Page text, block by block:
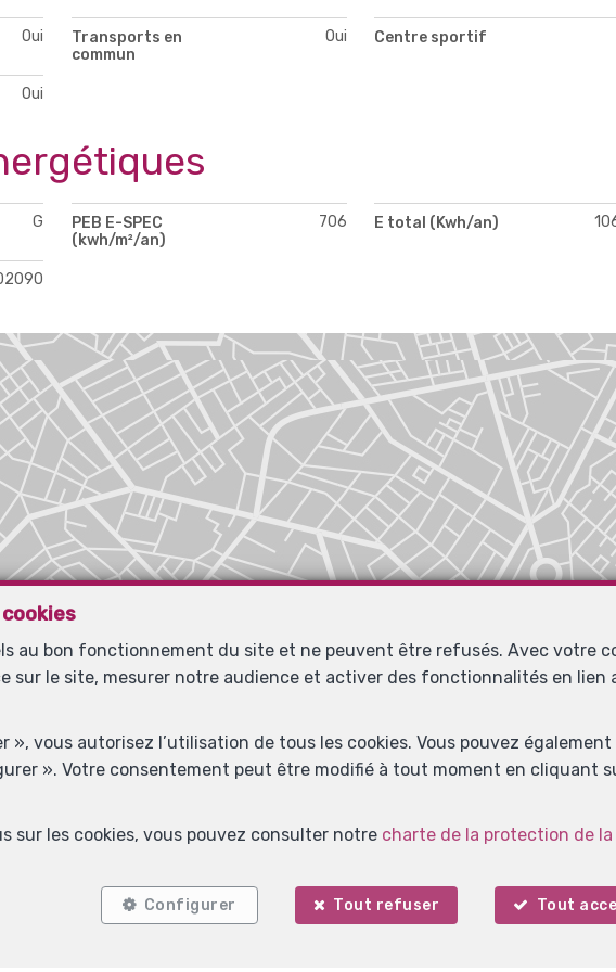
Oui
Transports en
commun
Oui Centre sportif
Oui
G
PEB E-SPEC
(kwh/m²/an)
706 E total (Kwh/an)
Localiser sur la carte
au bon fonctionnement du site et ne peuvent être refusés. Avec votre
sur le site, mesurer notre audience et activer des fonctionnalités en lien
», vous autorisez l’utilisation de tous les cookies. Vous pouvez
». Votre consentement peut être modifié à tout moment en cliquant
sur les cookies, vous pouvez consulter notre charte de la protection de
Configurer Tout refuser Tout